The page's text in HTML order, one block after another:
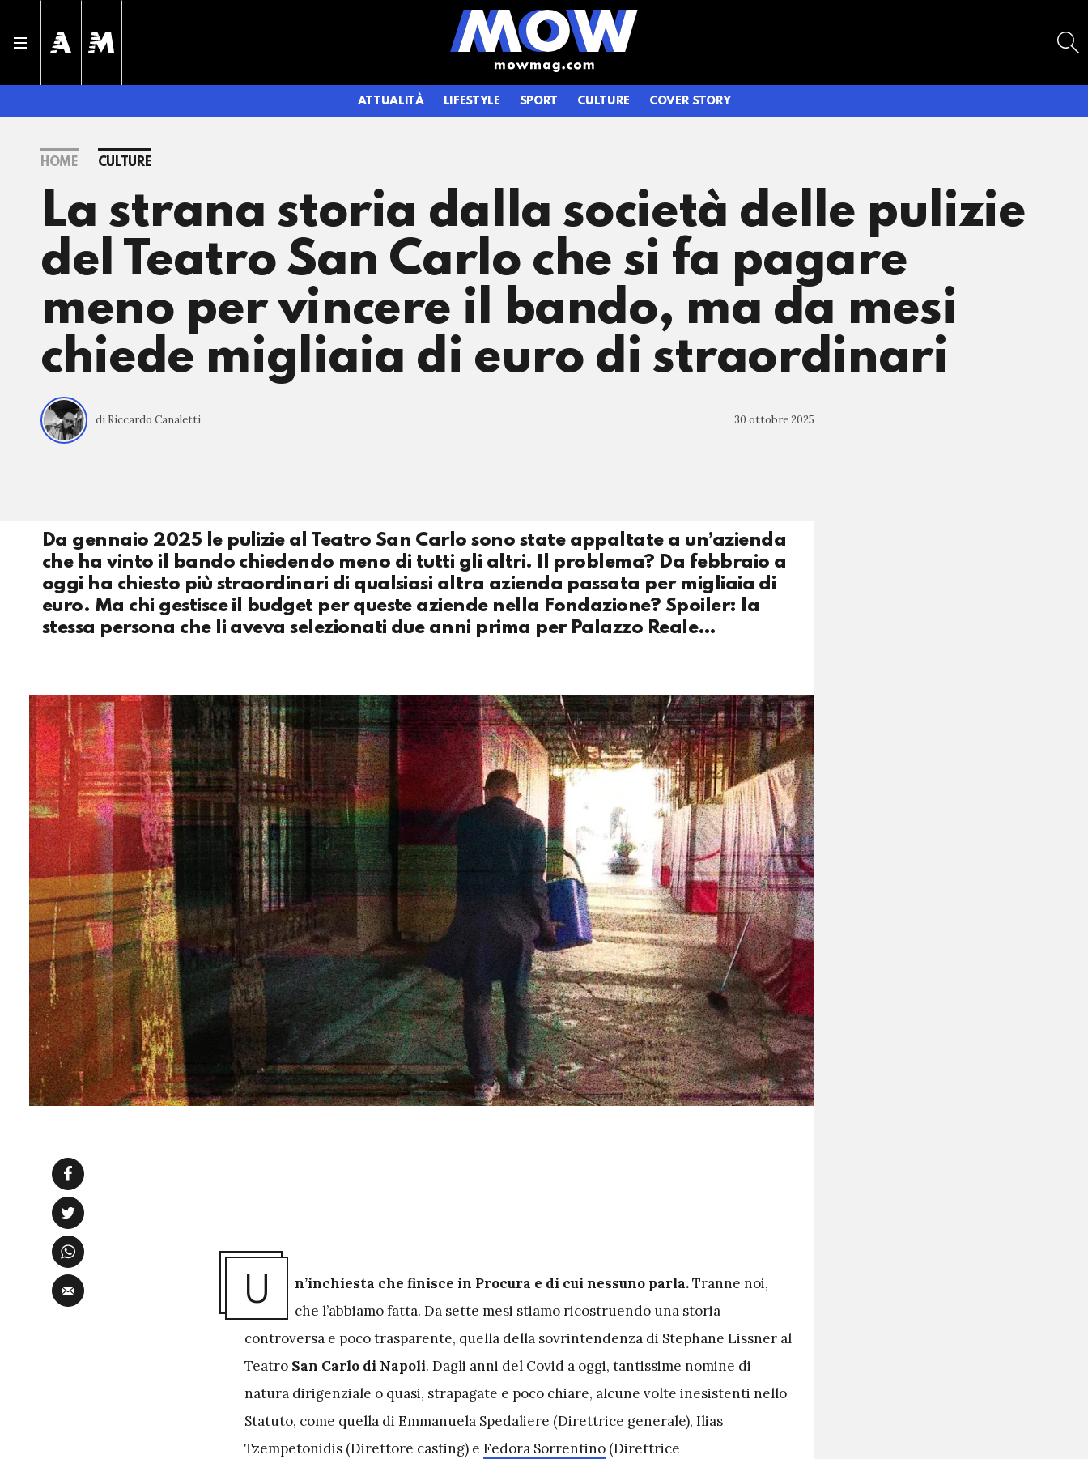
ATTUALITÀ LIFESTYLE SPORT CULTURE COVER STORY
HOME CULTURE
La strana storia dalla società delle pulizie
del Teatro San Carlo che si fa pagare
meno per vincere il bando, ma da mesi
chiede migliaia di euro di straordinari
di Riccardo Canaletti 30 ottobre 2025
Da gennaio 2025 le pulizie al Teatro San Carlo sono state appaltate a un’azienda
che ha vinto il bando chiedendo meno di tutti gli altri. Il problema? Da febbraio a
oggi ha chiesto più straordinari di qualsiasi altra azienda passata per migliaia di
euro. Ma chi gestisce il budget per queste aziende nella Fondazione? Spoiler: la
stessa persona che li aveva selezionati due anni prima per Palazzo Reale…
U n’inchiesta che finisce in Procura e di cui nessuno parla.Tranne noi,
che l’abbiamo fatta. Da sette mesi stiamo ricostruendo una storia
controversa e poco trasparente, quella della sovrintendenza di Stephane Lissner al
Teatro San Carlo di Napoli. Dagli anni del Covid a oggi, tantissime nomine di
natura dirigenziale o quasi, strapagate e poco chiare, alcune volte inesistenti nello
Statuto, come quella di Emmanuela Spedaliere (Direttrice generale), Ilias
Tzempetonidis (Direttore casting) e Fedora Sorrentino (Direttrice